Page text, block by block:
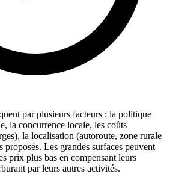
par plusieurs facteurs : la politique
la concurrence locale, les coûts
la localisation (autoroute, zone rurale
proposés. Les grandes surfaces peuvent
prix plus bas en compensant leurs
par leurs autres activités.